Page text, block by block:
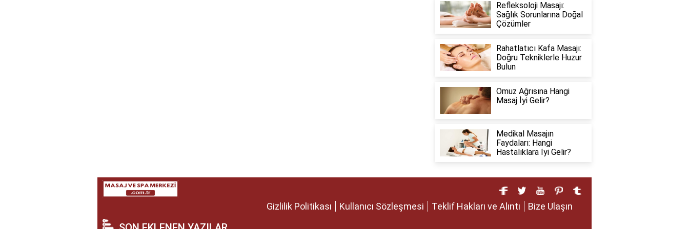
Refleksoloji Masajı:
Sağlık Sorunlarına Doğal
Çözümler
Rahatlatıcı Kafa Masajı:
Doğru Tekniklerle Huzur
Bulun
Omuz Ağrısına Hangi
Masaj İyi Gelir?
Medikal Masajın
Faydaları: Hangi
Hastalıklara İyi Gelir?
Gizlilik Politikası Kullanıcı Sözleşmesi Teklif Hakları ve Alıntı Bize Ulaşın